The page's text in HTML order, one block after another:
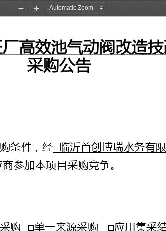
Zoom
Zoom
高效池气动阀改造
采购公告
条件，经 临沂首创博瑞水务有
参加本项目采购竞争。
购 □单一来源采购 □应用集采